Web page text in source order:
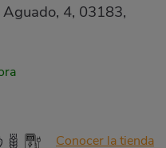
4, 03183,
Conocer la tienda